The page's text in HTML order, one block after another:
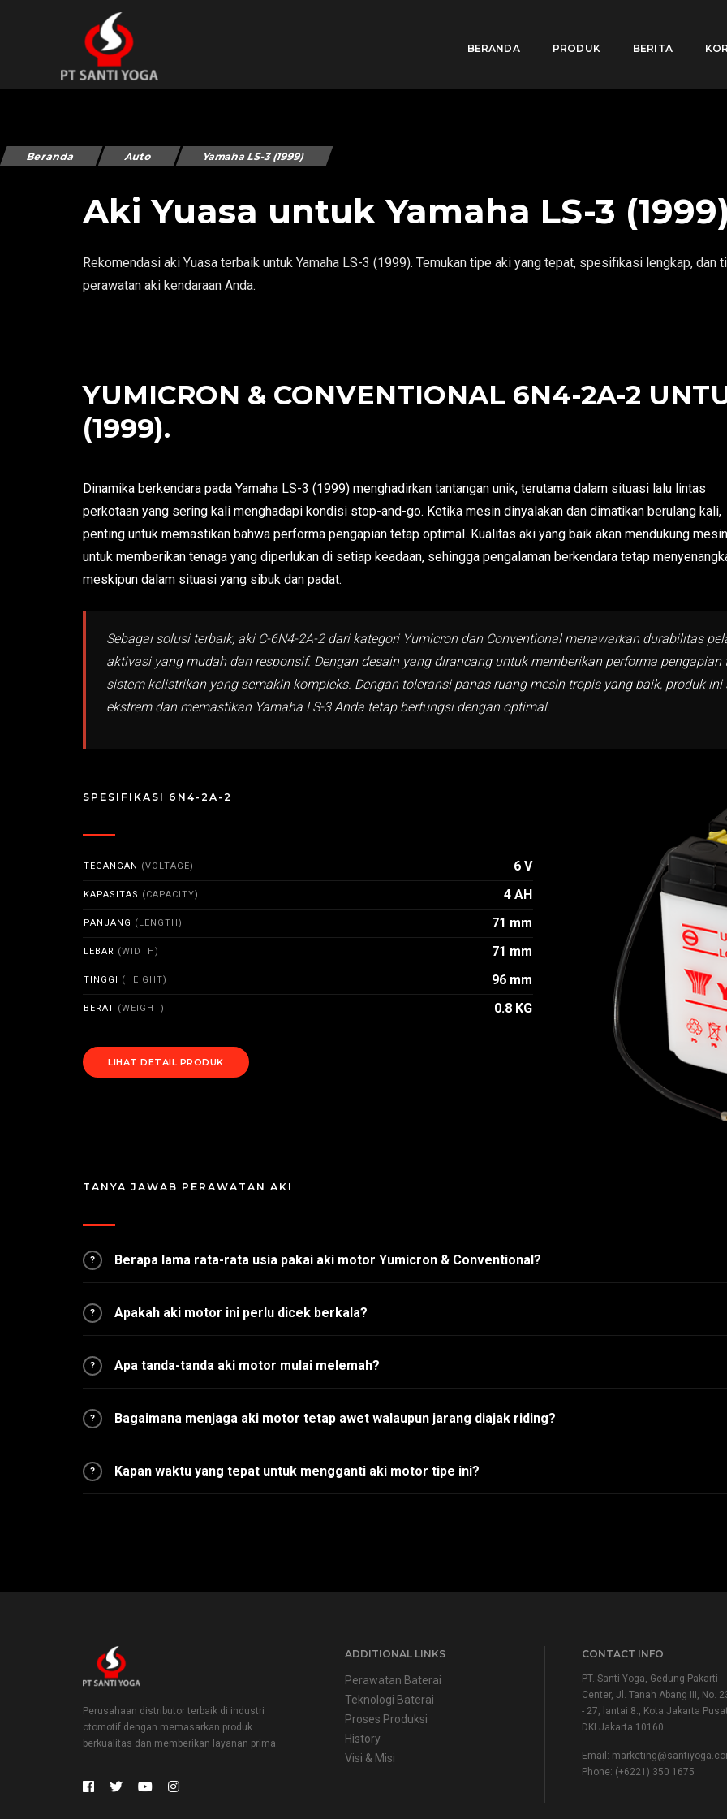
BERANDA PRODUK BERITA
Beranda Auto Yamaha LS-3 (1999)
Aki Yuasa untuk Yamaha LS-3 (1999)
Rekomendasi aki Yuasa terbaik untuk Yamaha LS-3 (1999). Temukan tipe aki yang tepat, spesifikasi lengkap, dan
perawatan aki kendaraan Anda.
YUMICRON & CONVENTIONAL 6N4-2A-2
(1999).
Dinamika berkendara pada Yamaha LS-3 (1999) menghadirkan tantangan unik, terutama dalam situasi lalu lintas
perkotaan yang sering kali menghadapi kondisi stop-and-go. Ketika mesin dinyalakan dan dimatikan berulang kali,
penting untuk memastikan bahwa performa pengapian tetap optimal. Kualitas aki yang baik akan mendukung mesin
untuk memberikan tenaga yang diperlukan di setiap keadaan, sehingga pengalaman berkendara tetap
meskipun dalam situasi yang sibuk dan padat.
Sebagai solusi terbaik, aki C-6N4-2A-2 dari kategori Yumicron dan Conventional menawarkan durabilitas
aktivasi yang mudah dan responsif. Dengan desain yang dirancang untuk memberikan performa
sistem kelistrikan yang semakin kompleks. Dengan toleransi panas ruang mesin tropis yang baik, produk
ekstrem dan memastikan Yamaha LS-3 Anda tetap berfungsi dengan optimal.
SPESIFIKASI 6N4-2A-2
TEGANGAN (VOLTAGE) 6 V
KAPASITAS (CAPACITY) 4 AH
PANJANG (LENGTH) 71 mm
LEBAR (WIDTH) 71 mm
TINGGI (HEIGHT) 96 mm
BERAT (WEIGHT) 0.8 KG
LIHAT DETAIL PRODUK
TANYA JAWAB PERAWATAN AKI
? Berapa lama rata-rata usia pakai aki motor Yumicron & Conventional?
? Apakah aki motor ini perlu dicek berkala?
? Apa tanda-tanda aki motor mulai melemah?
? Bagaimana menjaga aki motor tetap awet walaupun jarang diajak riding?
? Kapan waktu yang tepat untuk mengganti aki motor tipe ini?
Perusahaan distributor terbaik di industri
otomotif dengan memasarkan produk
berkualitas dan memberikan layanan prima.
ADDITIONAL LINKS
Perawatan Baterai
Teknologi Baterai
Proses Produksi
History
Visi & Misi
CONTACT INFO
PT. Santi Yoga, Gedung Pakarti
Center, Jl. Tanah Abang III, No.
- 27, lantai 8., Kota Jakarta
DKI Jakarta 10160.
Email:
Phone: (+6221) 350 1675